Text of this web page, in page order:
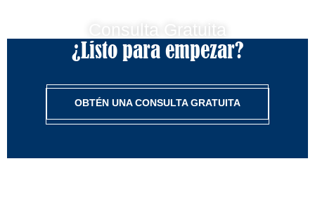
Consulta Gratuita
¿Listo para empezar?
OBTÉN UNA CONSULTA GRATUITA